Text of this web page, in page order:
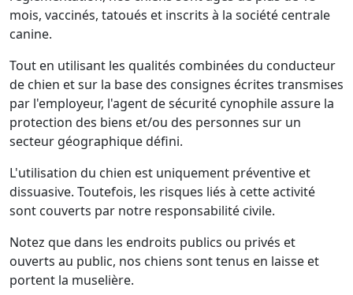
mois, vaccinés, tatoués et inscrits à la société centrale
canine.
Tout en utilisant les qualités combinées du conducteur
de chien et sur la base des consignes écrites transmises
par l'employeur, l'agent de sécurité cynophile assure la
protection des biens et/ou des personnes sur un
secteur géographique défini.
L'utilisation du chien est uniquement préventive et
dissuasive. Toutefois, les risques liés à cette activité
sont couverts par notre responsabilité civile.
Notez que dans les endroits publics ou privés et
ouverts au public, nos chiens sont tenus en laisse et
portent la muselière.